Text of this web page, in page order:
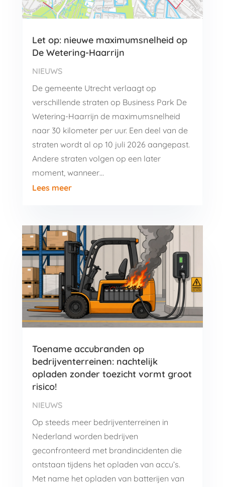
Let op: nieuwe maximumsnelheid op
De Wetering-Haarrijn
NIEUWS
De gemeente Utrecht verlaagt op
verschillende straten op Business Park De
Wetering-Haarrijn de maximumsnelheid
naar 30 kilometer per uur. Een deel van de
straten wordt al op 10 juli 2026 aangepast.
Andere straten volgen op een later
moment, wanneer…
Lees meer
Toename accubranden op
bedrijventerreinen: nachtelijk
opladen zonder toezicht vormt groot
risico!
NIEUWS
Op steeds meer bedrijventerreinen in
Nederland worden bedrijven
geconfronteerd met brandincidenten die
ontstaan tijdens het opladen van accu’s.
Met name het opladen van batterijen van